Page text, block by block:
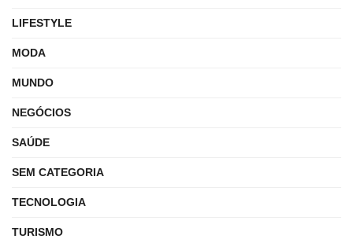
LIFESTYLE
MODA
MUNDO
NEGÓCIOS
SAÚDE
SEM CATEGORIA
TECNOLOGIA
TURISMO